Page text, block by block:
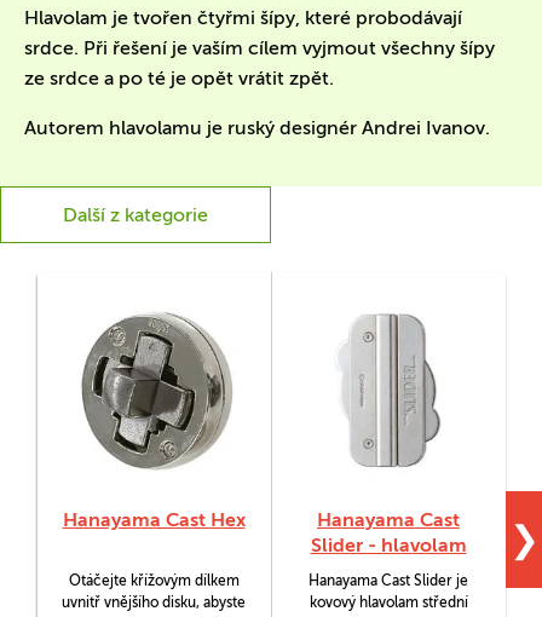
Hlavolam je tvořen čtyřmi šípy, které probodávají
srdce. Při řešení je vaším cílem vyjmout všechny šípy
ze srdce a po té je opět vrátit zpět.
Autorem hlavolamu je ruský designér Andrei Ivanov.
Další z kategorie
Hanayama Cast Hex
Otáčejte křížovým dílkem
uvnitř vnějšího disku, abyste
Hanayama Cast
Slider - hlavolam
Hanayama Cast Slider je
kovový hlavolam střední
❯